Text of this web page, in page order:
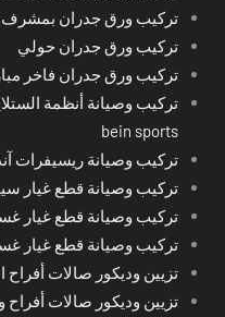
تركيب ورق جدران
تركيب ورق جدران حولي
تركيب ورق جدران فاخر
تركيب وصيانة أنظمة
bein sports
تركيب وصيانة ريسيفرات
تركيب وصيانة قطع غيار
تركيب وصيانة قطع غيار
تركيب وصيانة قطع غيار
تزيين وديكور صالات أفراح
تزيين وديكور صالات أفراح